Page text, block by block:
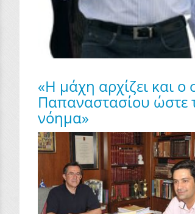
«Η μάχη αρχίζει και
Παπαναστασίου ώστε
νόημα»